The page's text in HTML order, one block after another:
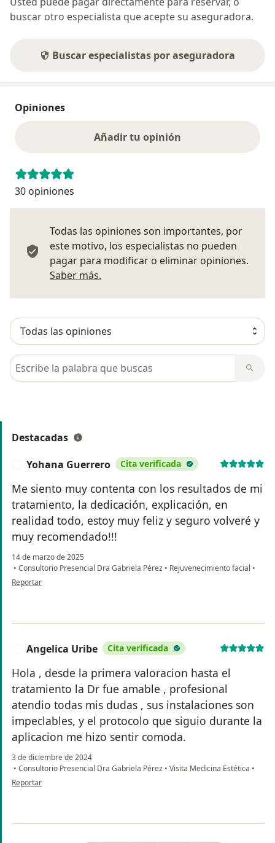
buscar otro especialista que acepte su aseguradora.
Buscar especialistas por aseguradora
Opiniones
Añadir tu opinión
30 opiniones
Todas las opiniones son importantes, por
este motivo, los especialistas no pueden
pagar para modificar o eliminar opiniones.
Saber más.
Busca en opiniones
Destacadas
Yohana Guerrero Cita verificada
Me siento muy contenta con los resultados de mi
tratamiento, la dedicación, explicación, en
realidad todo, estoy muy feliz y seguro volveré y
muy recomendado!!!
14 de marzo de 2025
• Consultorio Presencial Dra Gabriela Pérez • Rejuvenecimiento facial •
en opinión del usuario Yohana Guerrero
Reportar
Angelica Uribe Cita verificada
Hola , desde la primera valoracion hasta el
tratamiento la Dr fue amable , profesional
atendio todas mis dudas , sus instalaciones son
impeclables, y el protocolo que siguio durante la
aplicacion me hizo sentir comoda.
3 de diciembre de 2024
• Consultorio Presencial Dra Gabriela Pérez • Visita Medicina Estética •
en opinión del usuario Angelica Uribe
Reportar